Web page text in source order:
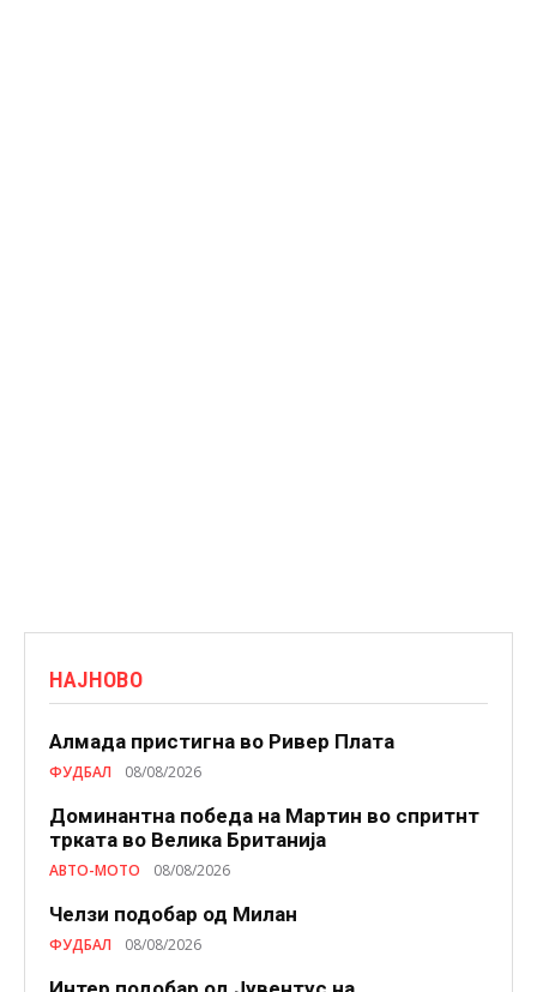
НАЈНОВО
Алмада пристигна во Ривер Плата
ФУДБАЛ 08/08/2026
Доминантна победа на Мартин во спритнт
трката во Велика Британија
АВТО-МОТО 08/08/2026
Челзи подобaр од Милан
ФУДБАЛ 08/08/2026